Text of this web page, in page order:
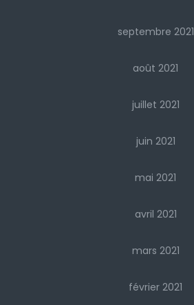
septembre 2021
août 2021
juillet 2021
juin 2021
mai 2021
avril 2021
mars 2021
février 2021